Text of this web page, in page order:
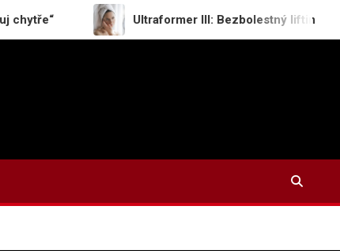
Ultraformer III: Bezbolestný lifting obličeje,